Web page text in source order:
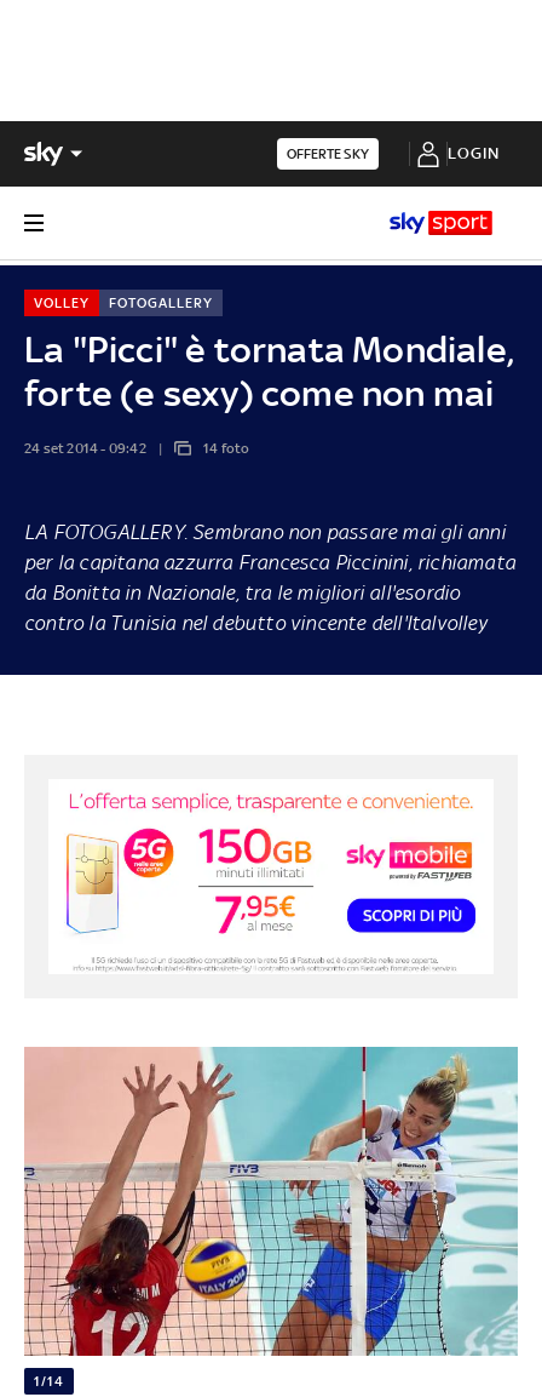
OFFERTE SKY LOGIN
La "Picci" è tornata Mondiale,
forte (e sexy) come non mai
VOLLEY FOTOGALLERY
24 set 2014 - 09:42 14 foto
LA FOTOGALLERY. Sembrano non passare mai gli anni
per la capitana azzurra Francesca Piccinini, richiamata
da Bonitta in Nazionale, tra le migliori all'esordio
contro la Tunisia nel debutto vincente dell'Italvolley
1/14